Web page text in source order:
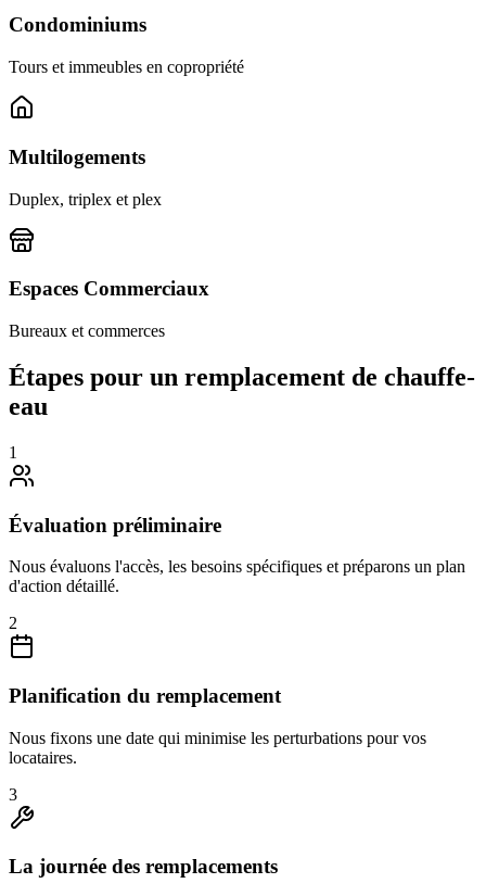
Condominiums
Tours et immeubles en copropriété
Multilogements
Duplex, triplex et plex
Espaces Commerciaux
Bureaux et commerces
Étapes pour un remplacement de chauffe-
eau
1
Évaluation préliminaire
Nous évaluons l'accès, les besoins spécifiques et préparons un plan
d'action détaillé.
2
Planification du remplacement
Nous fixons une date qui minimise les perturbations pour vos
locataires.
3
La journée des remplacements